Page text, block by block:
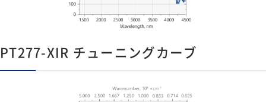
PT277-XIR チューニングカーブ